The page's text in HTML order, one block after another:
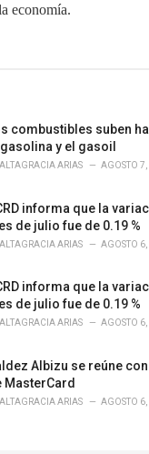
economía.
combustibles suben
gasolina y el gasoil
ALTAGRACIA ARIAS AGOSTO
informa que la
de julio fue de 0.19 %
ALTAGRACIA ARIAS AGOSTO
informa que la
de julio fue de 0.19 %
ALTAGRACIA ARIAS AGOSTO
Albizu se reúne
MasterCard
ALTAGRACIA ARIAS AGOSTO